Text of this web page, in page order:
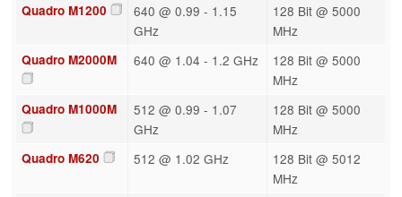
Quadro M1200
640 @ 0.99 - 1.15
GHz
128 Bit @ 5000
MHz
Quadro M2000M 640 @ 1.04 - 1.2 GHz
128 Bit @ 5000
MHz
Quadro M1000M
512 @ 0.99 - 1.07
GHz
128 Bit @ 5000
MHz
Quadro M620 512 @ 1.02 GHz
128 Bit @ 5012
MHz